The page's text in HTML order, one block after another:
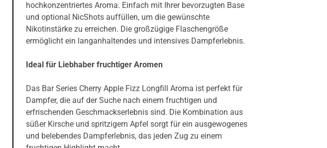
hochkonzentriertes Aroma. Einfach mit Ihrer bevorzugten Base
und optional NicShots auffüllen, um die gewünschte
Nikotinstärke zu erreichen. Die großzügige Flaschengröße
ermöglicht ein langanhaltendes und intensives Dampferlebnis.
Ideal für Liebhaber fruchtiger Aromen
Das Bar Series Cherry Apple Fizz Longfill Aroma ist perfekt für
Dampfer, die auf der Suche nach einem fruchtigen und
erfrischenden Geschmackserlebnis sind. Die Kombination aus
süßer Kirsche und spritzigem Apfel sorgt für ein ausgewogenes
und belebendes Dampferlebnis, das jeden Zug zu einem